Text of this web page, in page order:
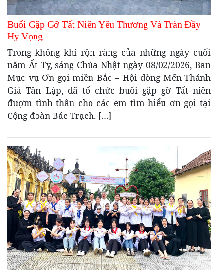
Buổi Gặp Gỡ Tất Niên Yêu Thương Và Tràn Đầy
Hy Vọng
Trong không khí rộn ràng của những ngày cuối
năm Ất Tỵ, sáng Chúa Nhật ngày 08/02/2026, Ban
Mục vụ Ơn gọi miền Bắc – Hội dòng Mến Thánh
Giá Tân Lập, đã tổ chức buổi gặp gỡ Tất niên
đượm tình thân cho các em tìm hiểu ơn gọi tại
Cộng đoàn Bác Trạch. […]